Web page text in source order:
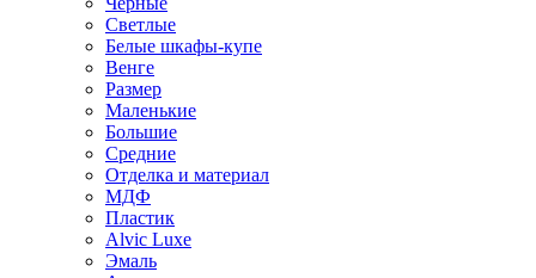
Светлые
Белые шкафы-купе
Венге
Размер
Маленькие
Большие
Средние
Отделка и материал
МДФ
Пластик
Alvic Luxe
Эмаль